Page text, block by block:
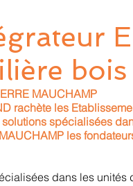
bois
MAUCHAMP
rachète les
spécialisées
les
dans les unités